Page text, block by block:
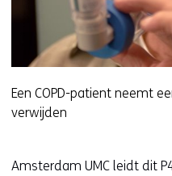
Een COPD-patient neemt
verwijden
Amsterdam UMC leidt dit